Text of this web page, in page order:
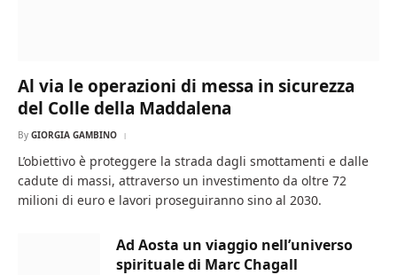
Al via le operazioni di messa in sicurezza
del Colle della Maddalena
By GIORGIA GAMBINO
L’obiettivo è proteggere la strada dagli smottamenti e dalle
cadute di massi, attraverso un investimento da oltre 72
milioni di euro e lavori proseguiranno sino al 2030.
Ad Aosta un viaggio nell’universo
spirituale di Marc Chagall